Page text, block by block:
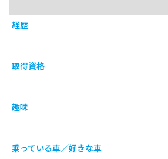
経歴
取得資格
趣味
乗っている車／好きな車